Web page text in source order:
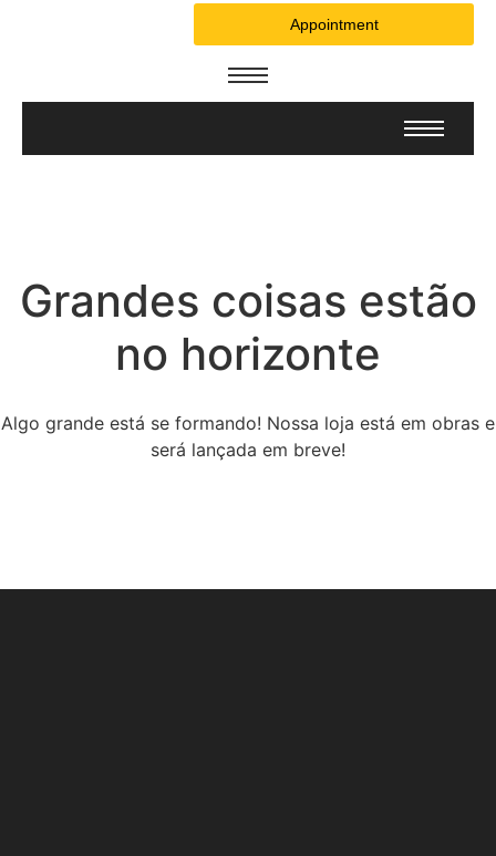
Appointment
Grandes coisas estão
no horizonte
Algo grande está se formando! Nossa loja está em obras e
será lançada em breve!